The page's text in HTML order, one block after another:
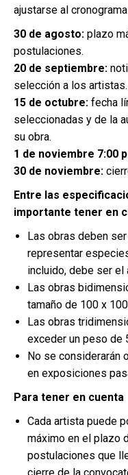
ajustarse al
30 de agosto: plazo
postulaciones.
20 de septiembre:
selección a los artistas.
15 de octubre: fecha
seleccionadas y de la
su obra.
1 de noviembre 7:00
30 de noviembre:
Entre las
importante tener en
Las obras deben
representar
incluido, debe ser el
Las obras
tamaño de 100 x
Las obras
exceder un peso de
No se considerarán
en exposiciones
Para tener en cuenta
Cada artista puede
máximo en el plazo
postulaciones que